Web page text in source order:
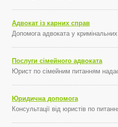
Адвокат із карних справ
Допомога адвоката у
Послуги сімейного адвоката
Юрист по сімейним питанням
Юридична допомога
Консультації від юристів по